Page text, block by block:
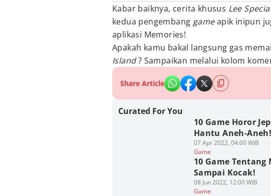
Kabar baiknya, cerita khusus Lee
kedua pengembang gameapik inipun
aplikasi Memories!
Apakah kamu bakal langsung gas
Island? Sampaikan melalui kolom
Share Article
Curated For You
10 Game Horor
Hantu Aneh-Aneh!
07 Apr 2022, 04:00 WIB
Game
10 Game
Sampai Kocak!
08 Jun 2022, 12:00 WIB
Game